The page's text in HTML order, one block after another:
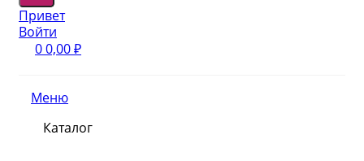
Привет
Войти
00,00₽
Меню
Каталог